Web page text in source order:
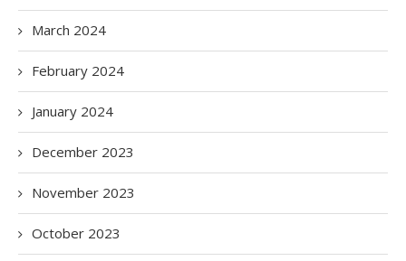
March 2024
February 2024
January 2024
December 2023
November 2023
October 2023